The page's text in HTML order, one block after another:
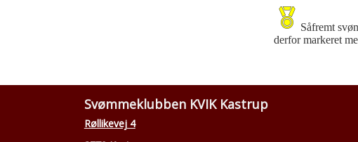
Såfremt
derfor markeret
Svømmeklubben KVIK Kastrup
Røllikevej 4